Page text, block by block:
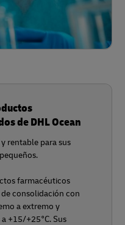
de DHL Ocean
rentable para sus
farmacéuticos
consolidación con
a extremo y
+15/+25°C. Sus